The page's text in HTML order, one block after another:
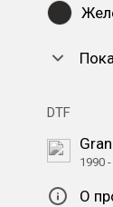
DTF
1990
О